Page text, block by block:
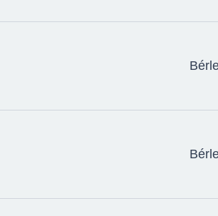
Bolba
Erkel
asszony